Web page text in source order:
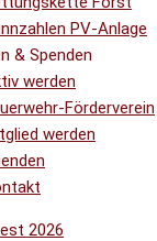
PV-Anlage
& Spenden
werden
Förderverein
werden
2026